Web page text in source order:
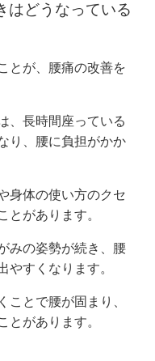
はどうなっている
とが、腰痛の改善を
、長時間座っている
り、腰に負担がかか
身体の使い方のクセ
とがあります。
みの姿勢が続き、腰
やすくなります。
ことで腰が固まり、
とがあります。